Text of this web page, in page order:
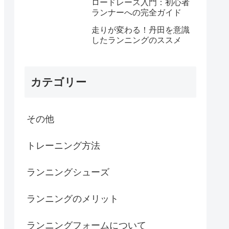
ロードレース入門：初心者
ランナーへの完全ガイド
走りが変わる！丹田を意識
したランニングのススメ
カテゴリー
その他
トレーニング方法
ランニングシューズ
ランニングのメリット
ランニングフォームについて